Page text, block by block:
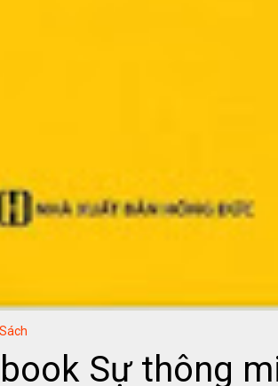
Sách
Sự thông